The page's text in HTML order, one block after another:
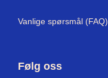
Vanlige spørsmål (FAQ)
Følg oss